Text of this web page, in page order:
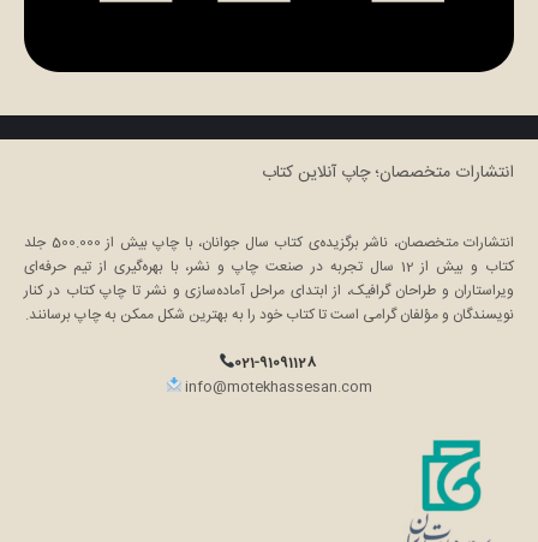
انتشارات متخصصان؛ چاپ آنلاین کتاب
انتشارات متخصصان، ناشر برگزیده‌ی کتاب سال جوانان، با چاپ بیش از 500.000 جلد
کتاب و بیش از 12 سال تجربه در صنعت چاپ و نشر، با بهره‌گیری از تیم حرفه‌ای
ویراستاران و طراحان گرافیک، از ابتدای مراحل آماده‌سازی و نشر تا چاپ کتاب در کنار
نویسندگان و مؤلفان گرامی است تا کتاب خود را به بهترین شکل ممکن به چاپ برسانند.
021-91091128
info@motekhassesan.com